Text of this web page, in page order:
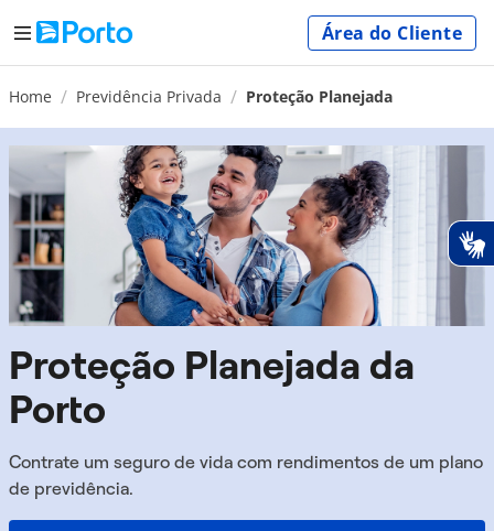
Área do Cliente
Home Previdência Privada Proteção Planejada
Proteção Planejada da
Porto
Contrate um seguro de vida com rendimentos de um plano
de previdência.